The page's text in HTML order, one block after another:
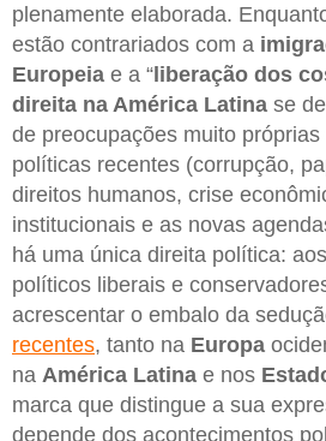
plenamente elaborada.
estão contrariados com a
Europeia e a “liberação dos
direita na América Latina se
de preocupações muito
políticas recentes (corrupção,
direitos humanos, crise
institucionais e as novas
há uma única direita política:
políticos liberais e
acrescentar o embalo da
recentes, tanto na Europa
na América Latina e nos
marca que distingue a sua
depende dos acontecimentos